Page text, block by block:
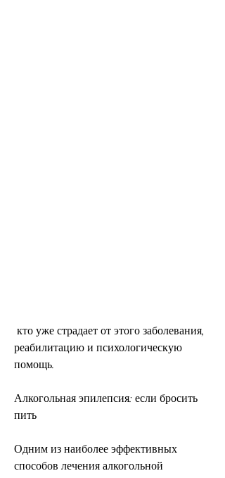
реабилитацию и психологическую
помощь.
Алкогольная эпилепсия: если бросить
пить
Одним из наиболее эффективных
способов лечения алкогольной